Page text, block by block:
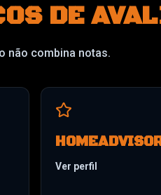
DE
não combina notas.
Ver perfil